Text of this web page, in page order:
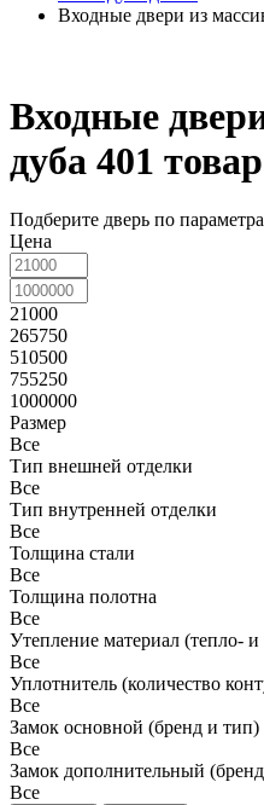
Входные двери из
Входные
дуба 401 товар
Подберите дверь по
Цена
21000
265750
510500
755250
1000000
Размер
Все
Тип внешней отделки
Все
Тип внутренней отделки
Все
Толщина стали
Все
Толщина полотна
Все
Утепление материал (тепло-
Все
Уплотнитель (количество
Все
Замок основной (бренд и тип)
Все
Замок дополнительный
Все